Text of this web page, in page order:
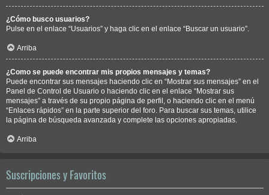
¿Cómo busco usuarios?
Pulse en el enlace “Usuarios” y haga clic en el enlace “Buscar un usuario”.
Arriba
¿Como se puede encontrar mis propios mensajes y temas?
Puede encontrar sus mensajes haciendo clic en “Mostrar sus mensajes” en el
Panel de Control de Usuario o haciendo clic en el enlace “Mostrar sus
mensajes” a través de su propio página de perfil, o haciendo clic en el menú
“Enlaces rápidos” en la parte superior del foro. Para buscar sus temas, utilice
la página de búsqueda avanzada y complete las opciones apropiadas.
Arriba
Suscripciones y Favoritos